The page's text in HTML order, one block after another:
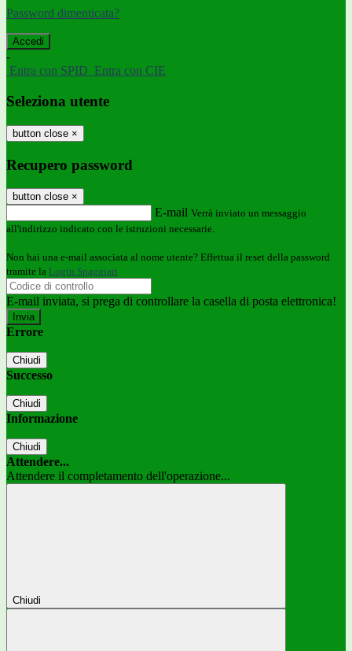
Password dimenticata?
-
Entra con SPID Entra con CIE
Seleziona utente
button close ×
Recupero password
button close ×
E-mail Verrà inviato un messaggio
all'indirizzo indicato con le istruzioni necessarie.
Non hai una e-mail associata al nome utente? Effettua il reset della password
tramite la Login Spaggiari
E-mail inviata, si prega di controllare la casella di posta elettronica!
Errore
Chiudi
Successo
Chiudi
Informazione
Chiudi
Attendere...
Attendere il completamento dell'operazione...
Chiudi